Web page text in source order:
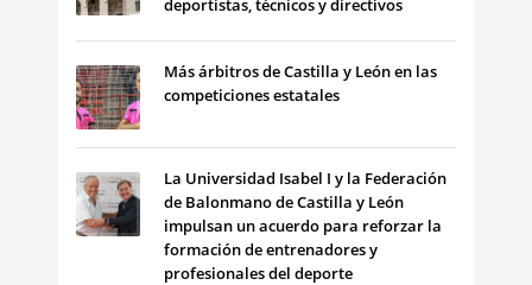
deportistas, técnicos y directivos
Más árbitros de Castilla y León en las
competiciones estatales
La Universidad Isabel I y la Federación
de Balonmano de Castilla y León
impulsan un acuerdo para reforzar la
formación de entrenadores y
profesionales del deporte